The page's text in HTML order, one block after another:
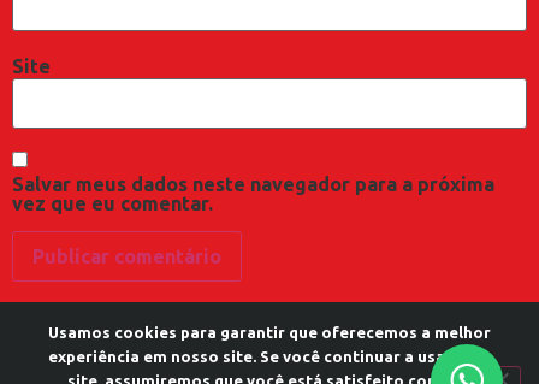
Site
Salvar meus dados neste navegador para a próxima
vez que eu comentar.
Usamos cookies para garantir que oferecemos a melhor
experiência em nosso site. Se você continuar a usar este
site, assumiremos que você está satisfeito com ele.